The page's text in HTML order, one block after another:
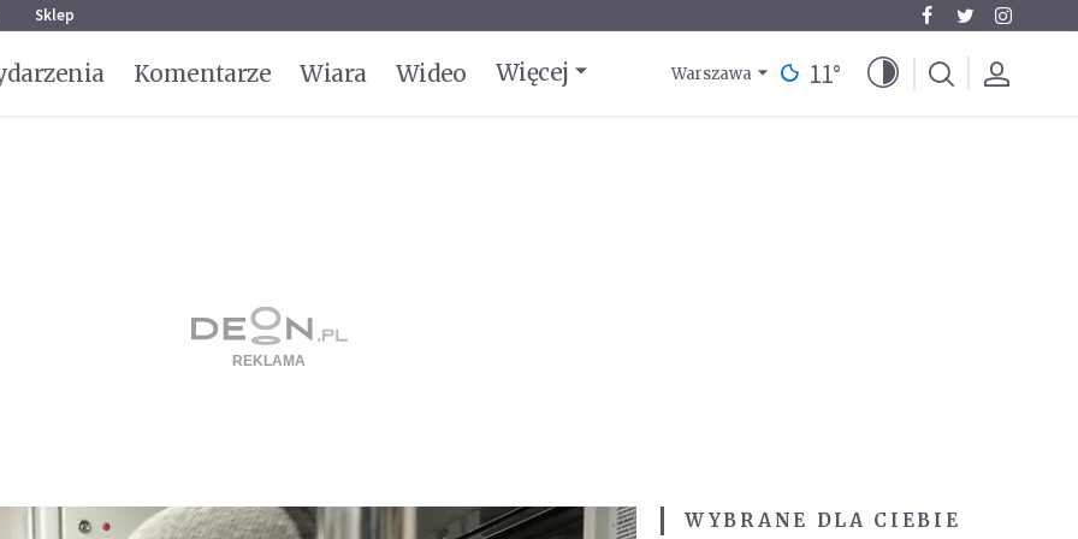
Sklep
Komentarze Wiara Wideo Więcej Warszawa 11°
WYBRANE DLA CIEBIE